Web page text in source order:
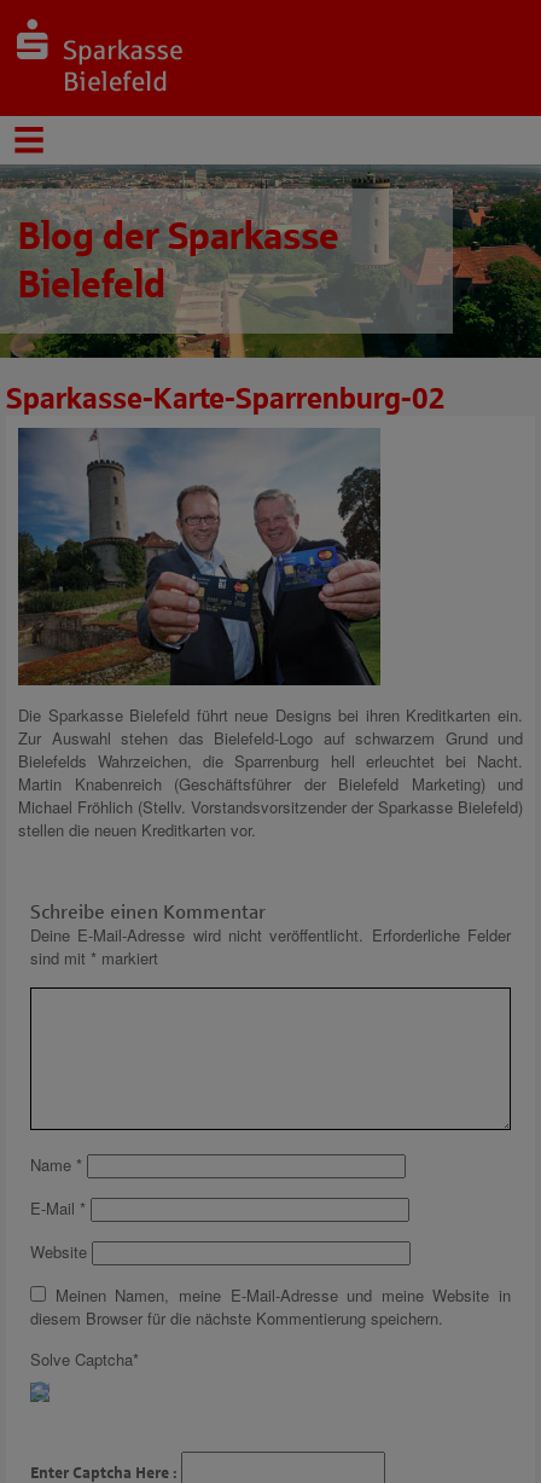
Blog der Sparkasse
Bielefeld
Sparkasse-Karte-Sparrenburg-02
Die Sparkasse Bielefeld führt neue Designs bei ihren Kreditkarten ein.
Zur Auswahl stehen das Bielefeld-Logo auf schwarzem Grund und
Bielefelds Wahrzeichen, die Sparrenburg hell erleuchtet bei Nacht.
Martin Knabenreich (Geschäftsführer der Bielefeld Marketing) und
Michael Fröhlich (Stellv. Vorstandsvorsitzender der Sparkasse Bielefeld)
stellen die neuen Kreditkarten vor.
Schreibe einen Kommentar
Deine E-Mail-Adresse wird nicht veröffentlicht. Erforderliche Felder
sind mit * markiert
Name *
E-Mail *
Website
Meinen Namen, meine E-Mail-Adresse und meine Website in
diesem Browser für die nächste Kommentierung speichern.
Solve Captcha*
Enter Captcha Here :